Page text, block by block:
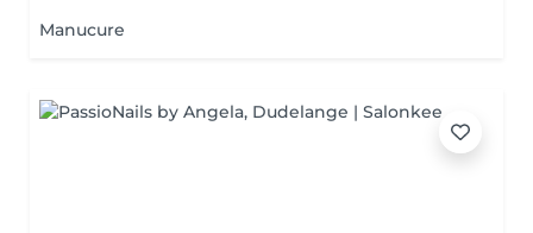
Manucure